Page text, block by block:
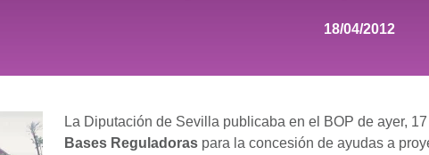
18/04/2012
La Diputación de Sevilla publicaba en el BOP de ayer,
Bases Reguladoras para la concesión de ayudas a